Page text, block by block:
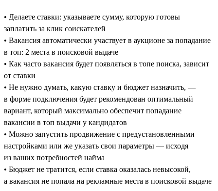
• Делаете ставки: указываете сумму, которую готовы
заплатить за клик соискателей
• Вакансия автоматически участвует в аукционе за попадание
в топ: 2 места в поисковой выдаче
• Как часто вакансия будет появляться в топе поиска, зависит
от ставки
• Не нужно думать, какую ставку и бюджет назначить, —
в форме подключения будет рекомендован оптимальный
вариант, который максимально обеспечит попадание
вакансии в топ выдачи у кандидатов
• Можно запустить продвижение с предустановленными
настройками или же указать свои параметры — исходя
из ваших потребностей найма
• Бюджет не тратится, если ставка оказалась невысокой,
а вакансия не попала на рекламные места в поисковой выдаче